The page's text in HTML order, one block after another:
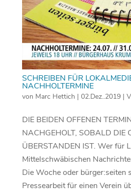
SCHREIBEN FÜR
NACHHOLTERMINE
von Marc Hettich | 02.Dez..2019|
DIE BEIDEN OFFENEN
NACHGEHOLT, SOBALD DIE
ÜBERSTANDEN IST. Wer für
Mittelschwäbischen
Die Woche oder bürger:seiten
Pressearbeit für einen Verein